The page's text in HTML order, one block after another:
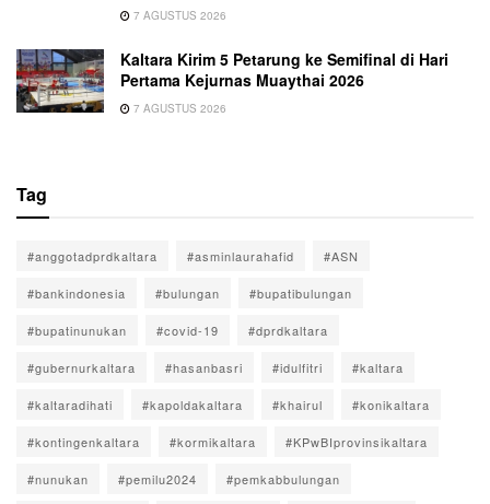
7 AGUSTUS 2026
Kaltara Kirim 5 Petarung ke Semifinal di Hari
Pertama Kejurnas Muaythai 2026
7 AGUSTUS 2026
Tag
#anggotadprdkaltara #asminlaurahafid #ASN
#bankindonesia #bulungan #bupatibulungan
#bupatinunukan #covid-19 #dprdkaltara
#gubernurkaltara #hasanbasri #idulfitri #kaltara
#kaltaradihati #kapoldakaltara #khairul #konikaltara
#kontingenkaltara #kormikaltara #KPwBIprovinsikaltara
#nunukan #pemilu2024 #pemkabbulungan